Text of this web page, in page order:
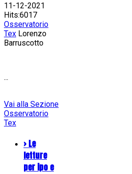
11-12-2021
Hits:6017
Osservatorio
Tex Lorenzo
Barruscotto
...
Vai alla Sezione
Osservatorio
Tex
> Le
letture
per ipo e